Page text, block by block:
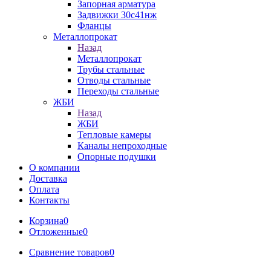
Запорная арматура
Задвижки 30с41нж
Фланцы
Металлопрокат
Назад
Металлопрокат
Трубы стальные
Отводы стальные
Переходы стальные
ЖБИ
Назад
ЖБИ
Тепловые камеры
Каналы непроходные
Опорные подушки
О компании
Доставка
Оплата
Контакты
Корзина0
Отложенные0
Сравнение товаров0